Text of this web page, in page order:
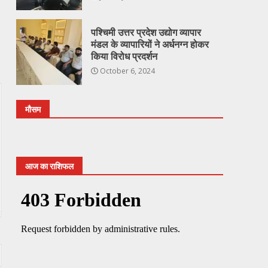
पश्चिमी उत्तर प्रदेश उद्योग व्यापार
मंडल के व्यापारियों ने अर्धनग्न होकर
किया विरोध प्रदर्शन
October 6, 2024
मौसम
आज का राशिफल